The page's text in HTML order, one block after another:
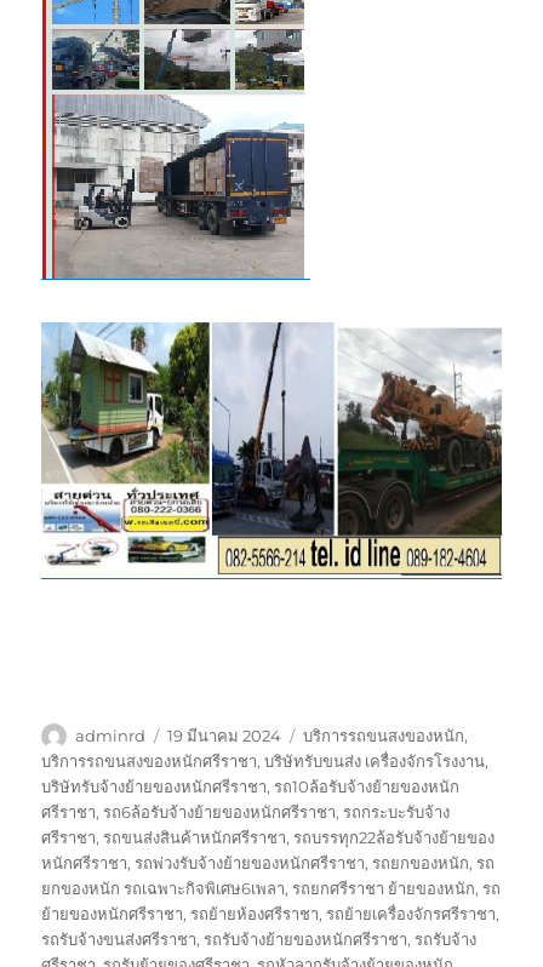
ผู้
เขียน
adminrd
เขียน
เมื่อ
19 มีนาคม 2024
ป้าย
กำกับ
บริการรถขนสงของหนัก,
บริการรถขนสงของหนักศรีราชา,บริษัทรับขนส่ง เครื่องจักรโรงงาน,
บริษัทรับจ้างย้ายของหนักศรีราชา,รถ10ล้อรับจ้างย้ายของหนัก
ศรีราชา,รถ6ล้อรับจ้างย้ายของหนักศรีราชา,รถกระบะรับจ้าง
ศรีราชา,รถขนส่งสินค้าหนักศรีราชา,รถบรรทุก22ล้อรับจ้างย้ายของ
หนักศรีราชา,รถพ่วงรับจ้างย้ายของหนักศรีราชา,รถยกของหนัก,รถ
ยกของหนัก รถเฉพาะกิจพิเศษ6เพลา,รถยกศรีราชา ย้ายของหนัก,รถ
ย้ายของหนักศรีราชา,รถย้ายห้องศรีราชา,รถย้ายเครื่องจักรศรีราชา,
รถรับจ้างขนส่งศรีราชา,รถรับจ้างย้ายของหนักศรีราชา,รถรับจ้าง